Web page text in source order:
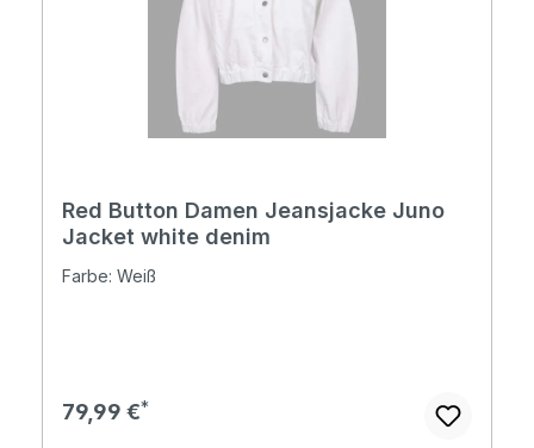
Red Button Damen Jeansjacke Juno
Jacket white denim
Farbe: Weiß
Regulärer Preis:
79,99 €